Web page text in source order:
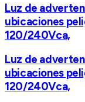
Luz de
ubicaciones
120/240Vca,
Luz de
ubicaciones
120/240Vca,